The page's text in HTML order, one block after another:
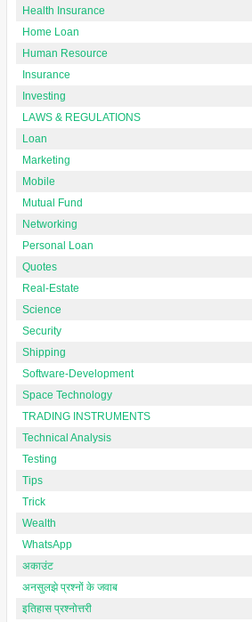
Health Insurance
Home Loan
Human Resource
Insurance
Investing
LAWS & REGULATIONS
Loan
Marketing
Mobile
Mutual Fund
Networking
Personal Loan
Quotes
Real-Estate
Science
Security
Shipping
Software-Development
Space Technology
TRADING INSTRUMENTS
Technical Analysis
Testing
Tips
Trick
Wealth
WhatsApp
अकाउंट
अनसुलझे प्रश्नों के जवाब
इतिहास प्रश्नोत्तरी